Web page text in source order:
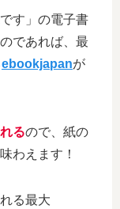
す」の電子書
であれば、最
ebookjapanが
るので、紙の
わえます！
る最大